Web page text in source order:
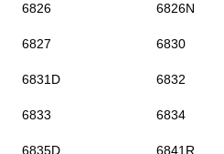
6826 6826N
6827 6830
6831D 6832
6833 6834
6835D 6841R